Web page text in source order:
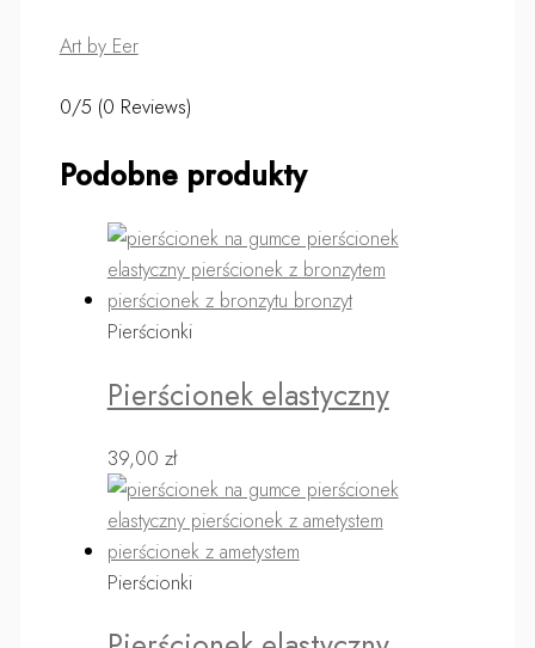
Art by Eer
0/5 (0 Reviews)
Podobne produkty
Pierścionki
Pierścionek elastyczny
39,00 zł
Pierścionki